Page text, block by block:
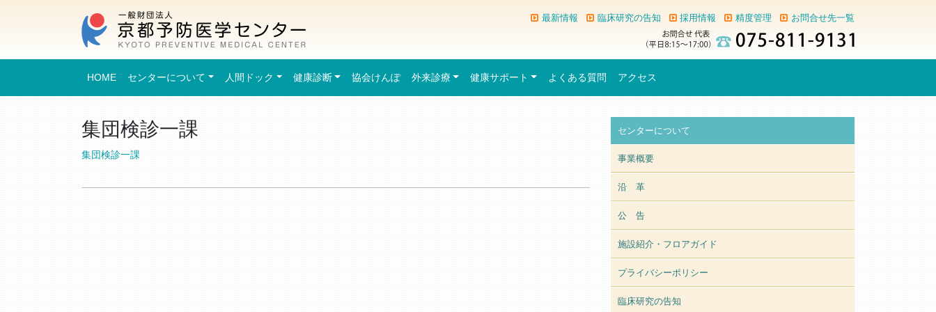
最新情報 臨床研究の告知 採用情報 精度管理 お問合せ先一覧
HOME センターについて 人間ドック 健康診断 協会けんぽ 外来診療 健康サポート よくある質問 アクセス
集団検診一課
集団検診一課
センターについて
事業概要
沿 革
公 告
施設紹介・フロアガイド
プライバシーポリシー
臨床研究の告知